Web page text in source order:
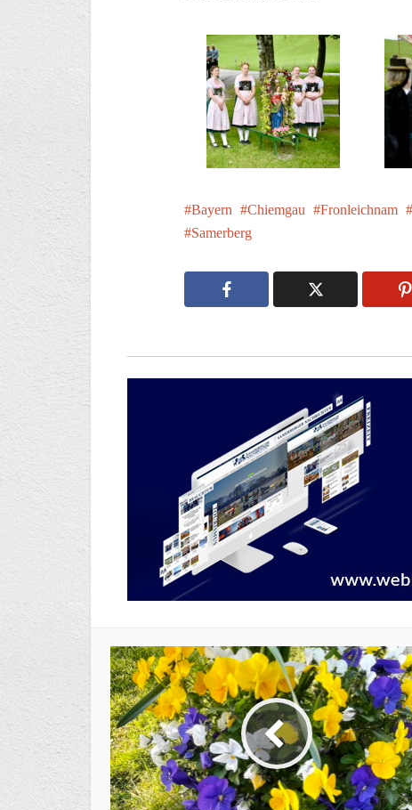
Bayern Chiemgau Fronleichnam
Samerberg